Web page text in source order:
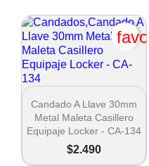
 Vista rápida
Candado A Llave 30mm
Metal Maleta Casillero
Equipaje Locker - CA-134
$2.490